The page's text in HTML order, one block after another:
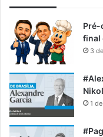
Pré-
final
3
1